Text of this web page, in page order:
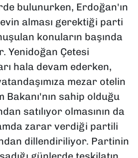
bulunurken, Erdoğan'ın
alması gerektiği parti
konuların başında
Yenidoğan Çetesi
hala devam ederken,
mezar otelin
Bakanı'nın sahip olduğu
satılıyor olmasının da
zarar verdiği partili
dillendiriliyor. Partinin